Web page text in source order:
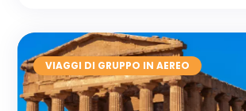
VIAGGI DI GRUPPO IN AEREO